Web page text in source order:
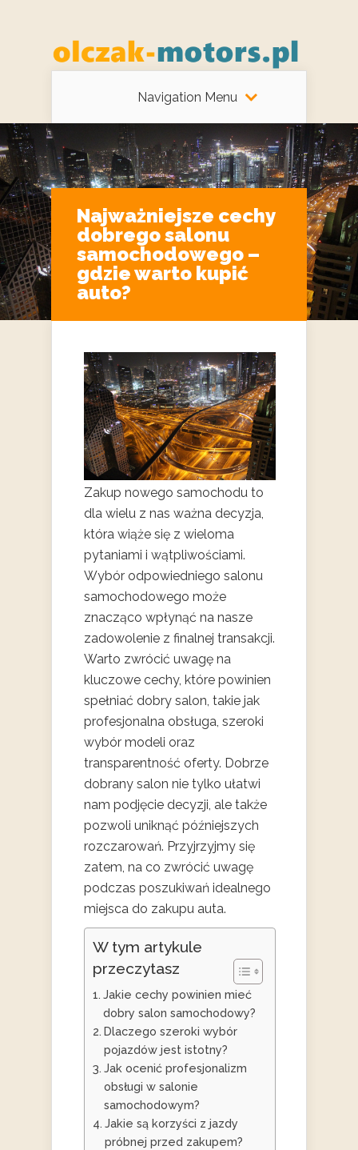
Navigation Menu
Najważniejsze cechy
dobrego salonu
samochodowego –
gdzie warto kupić
auto?
Zakup nowego samochodu to
dla wielu z nas ważna decyzja,
która wiąże się z wieloma
pytaniami i wątpliwościami.
Wybór odpowiedniego salonu
samochodowego może
znacząco wpłynąć na nasze
zadowolenie z finalnej transakcji.
Warto zwrócić uwagę na
kluczowe cechy, które powinien
spełniać dobry salon, takie jak
profesjonalna obsługa, szeroki
wybór modeli oraz
transparentność oferty. Dobrze
dobrany salon nie tylko ułatwi
nam podjęcie decyzji, ale także
pozwoli uniknąć późniejszych
rozczarowań. Przyjrzyjmy się
zatem, na co zwrócić uwagę
podczas poszukiwań idealnego
miejsca do zakupu auta.
W tym artykule
przeczytasz
Jakie cechy powinien mieć
dobry salon samochodowy?
Dlaczego szeroki wybór
pojazdów jest istotny?
Jak ocenić profesjonalizm
obsługi w salonie
samochodowym?
Jakie są korzyści z jazdy
próbnej przed zakupem?